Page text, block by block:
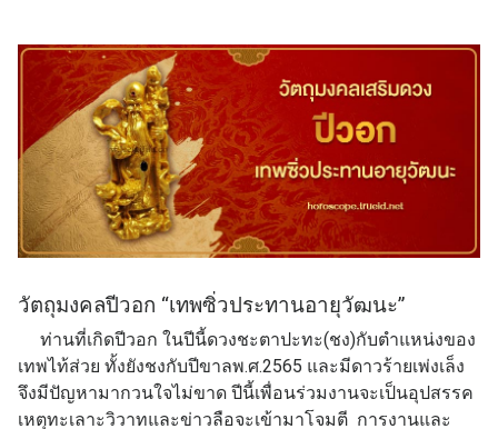
วัตถุมงคลปีวอก “เทพซิ่วประทานอายุวัฒนะ”
ท่านที่เกิดปีวอก ในปีนี้ดวงชะตาปะทะ(ชง)กับตำแหน่งของ
เทพไท้ส่วย ทั้งยังชงกับปีขาลพ.ศ.2565 และมีดาวร้ายเพ่งเล็ง
จึงมีปัญหามากวนใจไม่ขาด ปีนี้เพื่อนร่วมงานจะเป็นอุปสรรค
เหตุทะเลาะวิวาทและข่าวลือจะเข้ามาโจมตี การงานและ